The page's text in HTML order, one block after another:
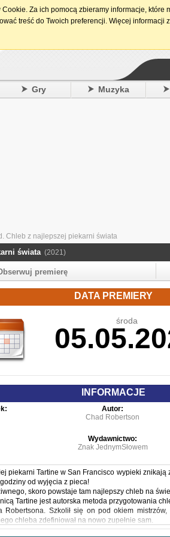
15.
Gry Muzyka
Chleb z najlepszej piekarni świata
świata (2021)
premierę
DATA PREMIERY
środa
INFORMACJE
Autor:
Chad Robertson
Wydawnictwo:
Znak JednymSłowem
piekarni Tartine w San Francisco wypieki znikają
od wyjęcia z pieca!
skoro powstaje tam najlepszy chleb na
Tartine jest autorska metoda przygotowania
Robertsona. Szkolił się on pod okiem
chleba zdefiniował na nowo zupełnie sam.
chleb na naturalnym zakwasie, o głębokim
Za ich pomocą zbieramy informacje,
treść do Twoich preferencji. Więcej informacji